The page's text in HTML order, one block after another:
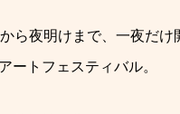
ら夜明けまで、一夜だけ
ートフェスティバル。